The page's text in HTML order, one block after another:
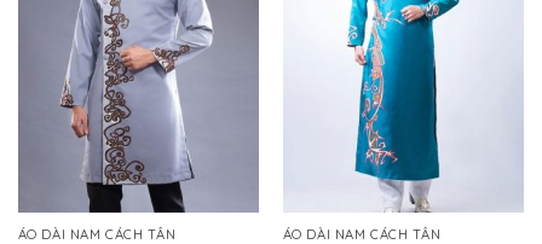
ÁO DÀI NAM CÁCH TÂN ÁO DÀI NAM CÁCH TÂN